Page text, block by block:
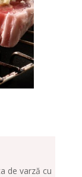
de varză cu